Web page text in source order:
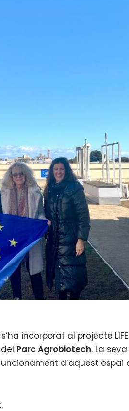
s’ha incorporat al projecte
del Parc Agrobiotech. La
d’aquest espai